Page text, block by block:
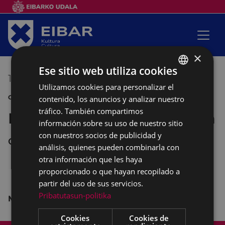
14/04/2016 19:00 - 20:30
CONFERENCIA MONTAÑA CLUB DEPORTIVO
Mendizaletasuna eta euskara
Club Deportivo
Mikel Arrizabalaga
BASQUE
SPANISH
×
Ese sitio web utiliza cookies
Utilizamos cookies para personalizar el
contenido, los anuncios y analizar nuestro
tráfico. También compartimos
información sobre su uso de nuestro sitio
con nuestros socios de publicidad y
análisis, quienes pueden combinarla con
otra información que les haya
proporcionado o que hayan recopilado a
partir del uso de sus servicios.
Pribatutasun-politika
Cookies
Cookies de